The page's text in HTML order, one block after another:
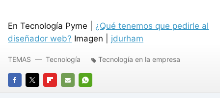
En Tecnología Pyme | ¿Qué tenemos que pedirle al
diseñador web? Imagen | jdurham
FACEBOOK
TWITTERFLIPBOARD
E-
WHATSAPP
TEMAS Tecnología Tecnología en la empresa